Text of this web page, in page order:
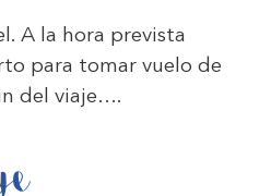
A la hora prevista
para tomar vuelo de
del viaje….